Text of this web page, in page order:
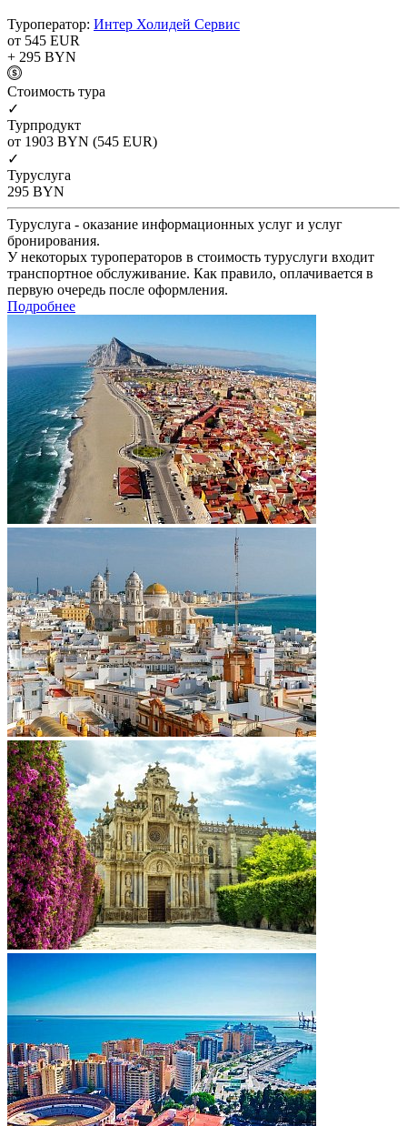
Туроператор: Интер Холидей Сервис
от 545 EUR
+ 295 BYN
Cтоимость тура
✓
Турпродукт
от 1903 BYN (545 EUR)
✓
Туруслуга
295 BYN
Туруслуга - оказание информационных услуг и услуг
бронирования.
У некоторых туроператоров в стоимость туруслуги входит
транспортное обслуживание. Как правило, оплачивается в
первую очередь после оформления.
Подробнее